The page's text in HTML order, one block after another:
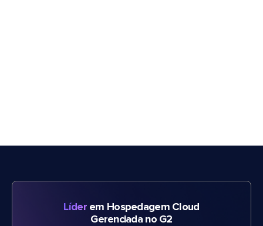
Líderem Hospedagem Cloud
Gerenciada no G2